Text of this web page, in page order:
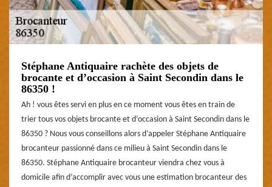
Stéphane Antiquaire rachète des objets de
brocante et d’occasion à Saint Secondin dans le
86350 !
Ah ! vous êtes servi en plus en ce moment vous êtes en train de
trier tous vos objets brocante et d’occasion à Saint Secondin dans le
86350 ? Nous vous conseillons alors d’appeler Stéphane Antiquaire
brocanteur passionné dans ce milieu à Saint Secondin dans le
86350. Stéphane Antiquaire brocanteur viendra chez vous à
domicile afin d’accomplir avec vous une estimation brocanteur des